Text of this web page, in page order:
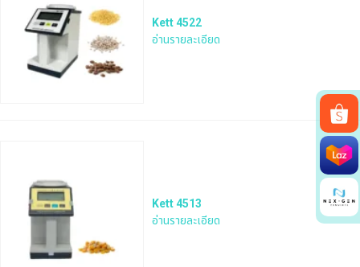
Kett 4522
อ่านรายละเอียด
Kett 4513
อ่านรายละเอียด